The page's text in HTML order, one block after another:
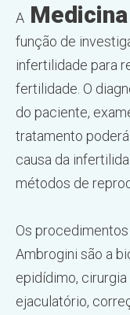
A
função de
infertilidade para
fertilidade. O
do paciente,
tratamento
causa da
métodos de
Os
Ambrogini são a
epidídimo,
ejaculatório,